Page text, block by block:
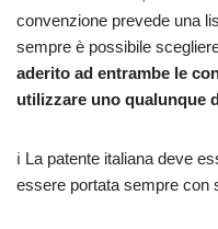
convenzione prevede una
sempre è possibile
aderito ad entrambe le
utilizzare uno qualunque
ℹ️ La patente italiana deve
essere portata sempre con